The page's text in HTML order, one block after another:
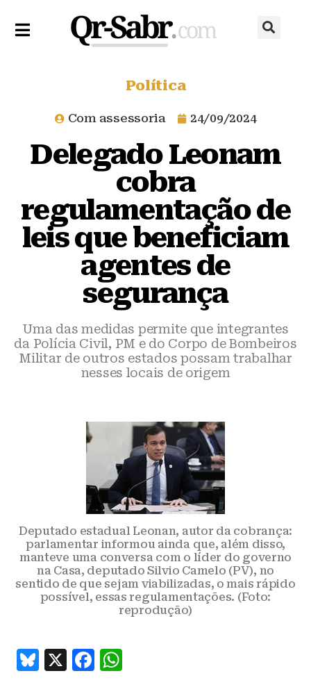
Política
Com assessoria 24/09/2024
Delegado Leonam
cobra
regulamentação de
leis que beneficiam
agentes de
segurança
Uma das medidas permite que integrantes
da Polícia Civil, PM e do Corpo de Bombeiros
Militar de outros estados possam trabalhar
nesses locais de origem
Deputado estadual Leonan, autor da cobrança:
parlamentar informou ainda que, além disso,
manteve uma conversa com o líder do governo
na Casa, deputado Silvio Camelo (PV), no
sentido de que sejam viabilizadas, o mais rápido
possível, essas regulamentações. (Foto:
reprodução)
B
X
F